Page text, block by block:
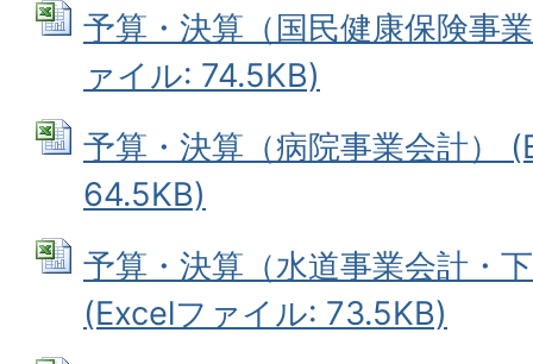
予算・決算（国民健康保険事
ァイル: 74.5KB)
予算・決算（病院事業会計）
64.5KB)
予算・決算（水道事業会計・
(Excelファイル: 73.5KB)